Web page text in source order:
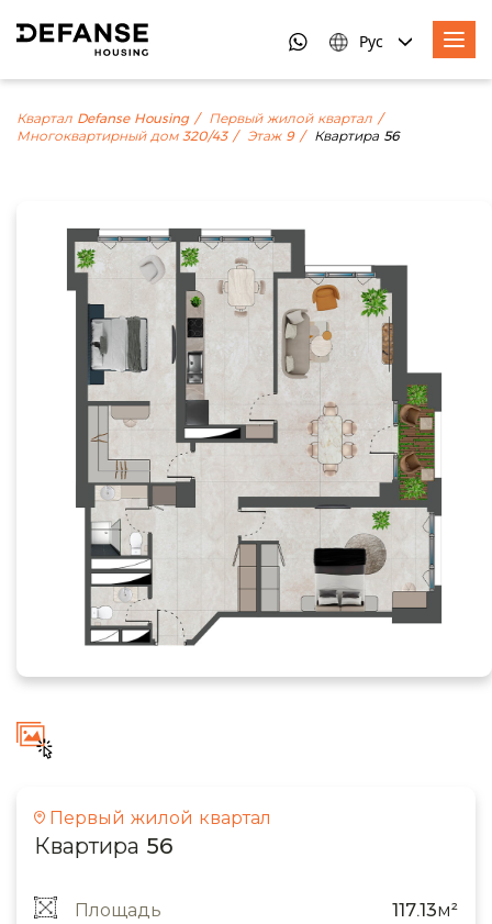
Рус
Квартал Defanse Housing
Первый жилой квартал
Многоквартирный дом 320/43
Этаж 9 Квартира 56
Первый жилой квартал
Квартира 56
Площадь 117.13м²